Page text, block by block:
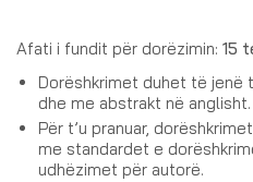
Afati i fundit për dorëzimin: 15
Dorëshkrimet duhet të jenë
dhe me abstrakt në anglisht.
Për t’u pranuar,
me standardet e
udhëzimet për autorë.